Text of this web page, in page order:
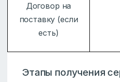
Договор на
поставку (если
есть)
Этапы получения